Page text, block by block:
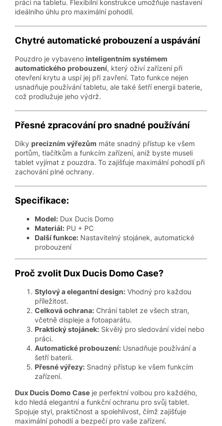
práci na tabletu. Flexibilní konstrukce umožňuje nastavení
ideálního úhlu pro maximální pohodlí.
Chytré automatické probouzení a uspávání
Pouzdro je vybaveno inteligentním systémem
automatického probouzení, který oživí zařízení při
otevření krytu a uspí jej při zavření. Tato funkce nejen
usnadňuje používání tabletu, ale také šetří energii baterie,
což prodlužuje jeho výdrž.
Přesné zpracování pro snadné používání
Díky precizním výřezům máte snadný přístup ke všem
portům, tlačítkům a funkcím zařízení, aniž byste museli
tablet vyjímat z pouzdra. To zajišťuje maximální pohodlí při
zachování plné ochrany.
Specifikace:
Model: Dux Ducis Domo
Materiál: PU + PC
Další funkce: Nastavitelný stojánek, automatické
probouzení
Proč zvolit Dux Ducis Domo Case?
Stylový a elegantní design: Vhodný pro každou
příležitost.
Celková ochrana: Chrání tablet ze všech stran,
včetně displeje a fotoaparátu.
Praktický stojánek: Skvělý pro sledování videí nebo
práci.
Automatické probouzení: Usnadňuje používání a
šetří baterii.
Přesné výřezy: Snadný přístup ke všem funkcím
zařízení.
Dux Ducis Domo Case je perfektní volbou pro každého,
kdo hledá elegantní a funkční ochranu pro svůj tablet.
Spojuje styl, praktičnost a spolehlivost, čímž zajišťuje
maximální pohodlí a bezpečí pro vaše zařízení.